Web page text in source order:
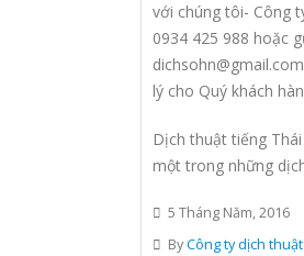
với chúng tôi- Công
0934 425 988 hoặc
lý cho Quý khách
Dịch thuật tiếng
một trong những
5 Tháng Năm, 2016
ByCông ty dịch thuật